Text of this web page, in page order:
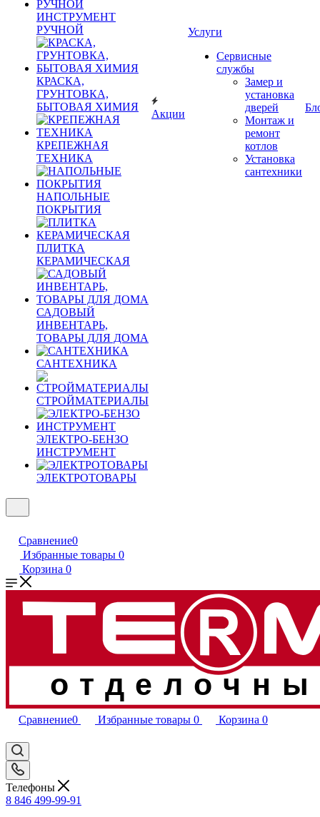
ИНСТРУМЕНТ
РУЧНОЙ
КРАСКА,
ГРУНТОВКА,
БЫТОВАЯ ХИМИЯ
КРЕПЕЖНАЯ
ТЕХНИКА
НАПОЛЬНЫЕ
ПОКРЫТИЯ
ПЛИТКА
КЕРАМИЧЕСКАЯ
САДОВЫЙ
ИНВЕНТАРЬ,
ТОВАРЫ ДЛЯ ДОМА
САНТЕХНИКА
СТРОЙМАТЕРИАЛЫ
ЭЛЕКТРО-БЕНЗО
ИНСТРУМЕНТ
ЭЛЕКТРОТОВАРЫ
Акции
Услуги
Сервисные
службы
Замер и
установка
дверей
Монтаж и
ремонт
котлов
Установка
сантехники
Сравнение0
Избранные товары 0
Корзина 0
Сравнение0 Избранные товары 0 Корзина 0
Телефоны
8 846 499-99-91